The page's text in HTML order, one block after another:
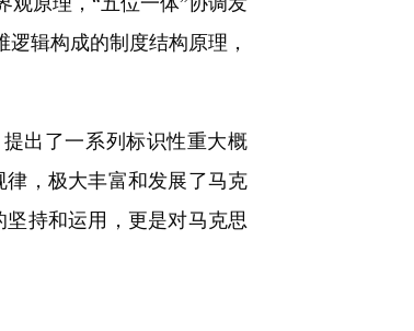
辑构成的制度结构原理，
出了一系列标识性重大概
，极大丰富和发展了马克
持和运用，更是对马克思